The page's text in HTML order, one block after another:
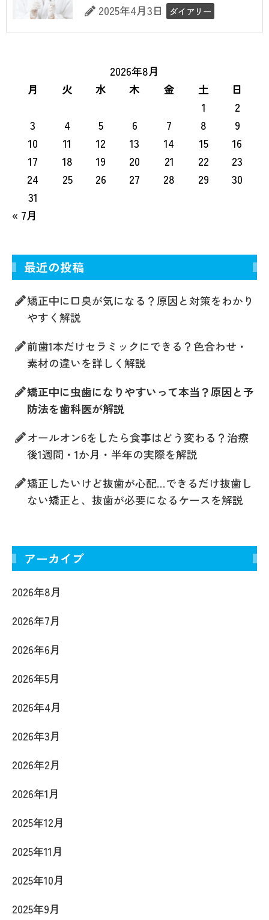
2025年4月3日 ダイアリー
2026年8月
月
火 水 木 金 土
日
1
2
3
4 5 6 7 8
9
10
11 12 13 14 15
16
17
18 19 20 21 22
23
24
25 26 27 28 29
30
31
« 7月
最近の投稿
矯正中に口臭が気になる？原因と対策をわかり
やすく解説
前歯1本だけセラミックにできる？色合わせ・
素材の違いを詳しく解説
矯正中に虫歯になりやすいって本当？原因と予
防法を歯科医が解説
オールオン6をしたら食事はどう変わる？治療
後1週間・1か月・半年の実際を解説
矯正したいけど抜歯が心配…できるだけ抜歯し
ない矯正と、抜歯が必要になるケースを解説
アーカイブ
2026年8月
2026年7月
2026年6月
2026年5月
2026年4月
2026年3月
2026年2月
2026年1月
2025年12月
2025年11月
2025年10月
2025年9月